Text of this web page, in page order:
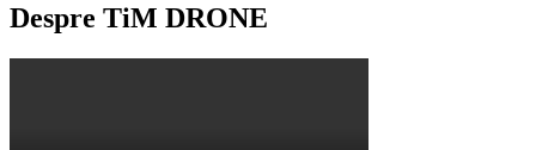
Despre TiM DRONE